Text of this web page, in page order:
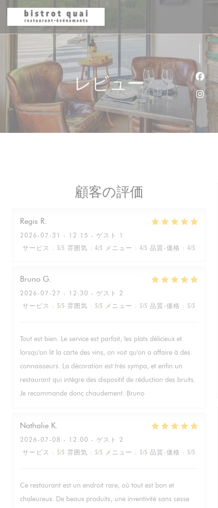
クッキー利用の管理について
レビュー
顧客の評価
Regis R
2026-07-31
- 12:15 - ゲスト 1
サービス : 5/5 雰囲気 : 4/5 メニュー : 4/5 品質-価格 : 4/5
Bruno G
2026-07-27 - 12:30 - ゲスト 2
サービス : 5/5 雰囲気 : 5/5 メニュー : 5/5 品質-価格 : 5/5
Tout est bien. Le service est parfait, les plats délicieux et
lorsqu'on lit la carte des vins, on voit qu'on a affaire à des
connaisseurs. La décoration est très sympa, et enfin un
restaurant qui intègre des dispositif de réduction des bruits.
Je recommande donc chaudement. Bruno
Nathalie K
2026-07-08 - 12:00 - ゲスト 2
サービス : 5/5 雰囲気 : 5/5 メニュー : 5/5 品質-価格 : 5/5
Ce restaurant est un endroit rare, où tout est bon et
chaleureux. De beaux produits, une inventivité sans cesse